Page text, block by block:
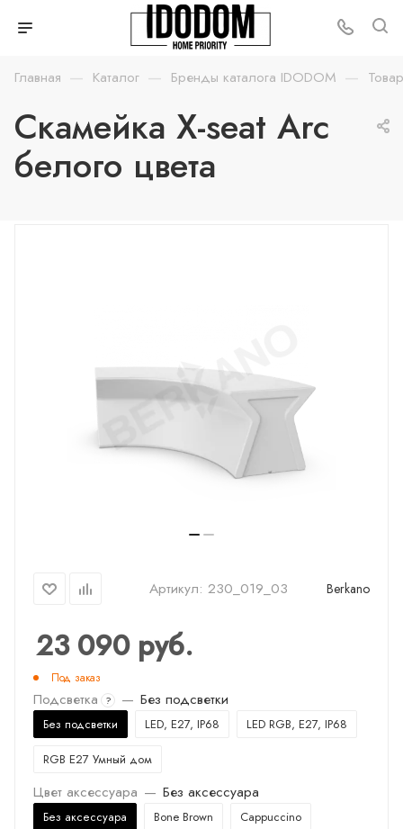
Главная — Каталог — Бренды каталога IDODOM —
Скамейка X-seat Arc
белого цвета
Артикул: 230_019_03 Berkano
23 090руб.
Под заказ
Подсветка ? — Без подсветки
Без подсветки LED, E27, IP68 LED RGB, E27, IP68
RGB E27 Умный дом
Цвет аксессуара — Без аксессуара
Без аксессуара Bone Brown Cappuccino